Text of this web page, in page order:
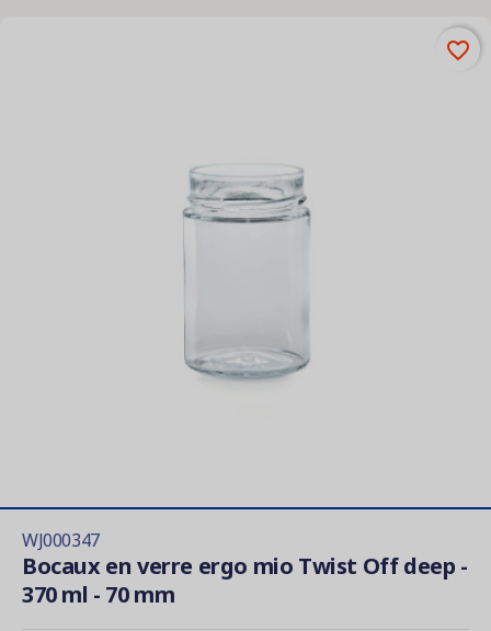
WJ000347
Bocaux en verre ergo mio Twist Off deep -
370 ml - 70 mm
favorite_border